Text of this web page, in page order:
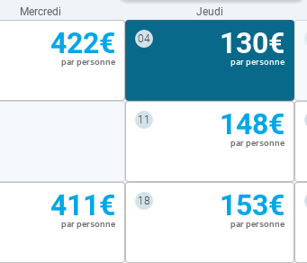
Mercredi Jeudi
422€
par personne
04 130€
par personne
11 148€
par personne
411€
par personne
18 153€
par personne